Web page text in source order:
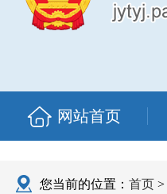
网站首页
您当前的位置： 首页 >